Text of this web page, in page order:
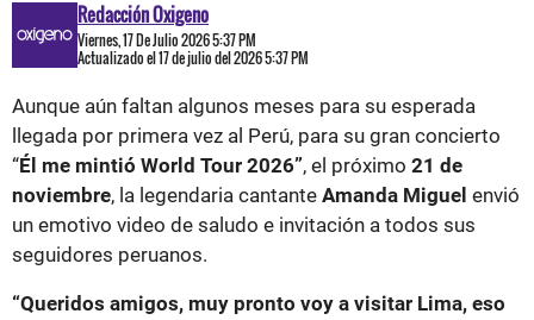
Redacción Oxigeno
Viernes, 17 De Julio 2026 5:37 PM
Actualizado el 17 de julio del 2026 5:37 PM
Aunque aún faltan algunos meses para su esperada
llegada por primera vez al Perú, para su gran concierto
“Él me mintió World Tour 2026”, el próximo 21 de
noviembre, la legendaria cantante Amanda Miguel envió
un emotivo video de saludo e invitación a todos sus
seguidores peruanos.
“Queridos amigos, muy pronto voy a visitar Lima, eso